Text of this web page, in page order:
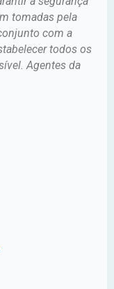
tomadas pela
com a
todos os
Agentes da